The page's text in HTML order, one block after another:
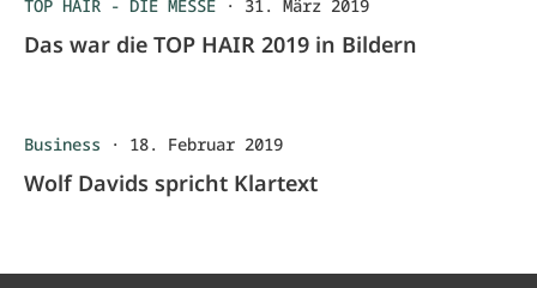
TOP HAIR - DIE MESSE · 31. März 2019
Das war die TOP HAIR 2019 in Bildern
Business · 18. Februar 2019
Wolf Davids spricht Klartext